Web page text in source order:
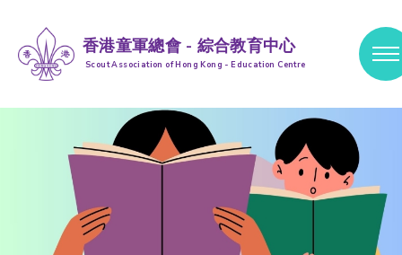
香港童軍總會 - 綜合教育中心
Scout Association of Hong Kong - Education Centre
跳到內容 (按輸入鍵)